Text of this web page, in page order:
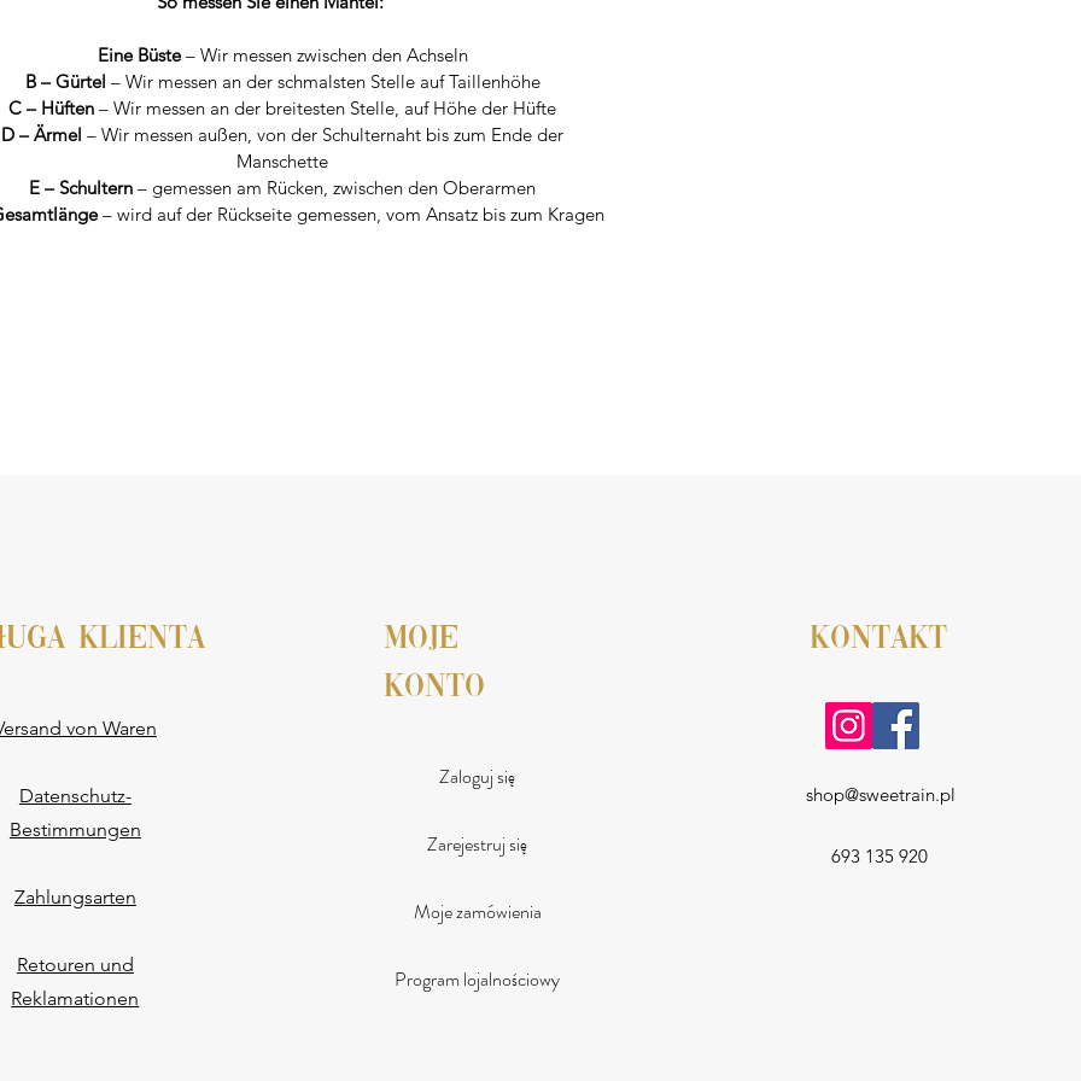
Eine Büste– Wir messen zwischen den Achseln
B – Gürtel – Wir messen an der schmalsten Stelle auf Taillenhöhe
C – Hüften – Wir messen an der breitesten Stelle, auf Höhe der Hüfte
D – Ärmel – Wir messen außen, von der Schulternaht bis zum Ende der
Manschette
E – Schultern – gemessen am Rücken, zwischen den Oberarmen
– wird auf der Rückseite gemessen, vom Ansatz bis zum Kragen
klienta
von Waren
Datenschutz-
Bestimmungen
Zahlungsarten
Retouren und
Reklamationen
moje
konto
Zaloguj się
Zarejestruj się
Moje zamówienia
Program lojalnościowy
KONTAKT
shop@sweetrain.pl
693 135 920